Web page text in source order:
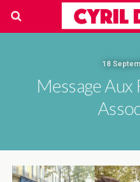
18
Message Aux